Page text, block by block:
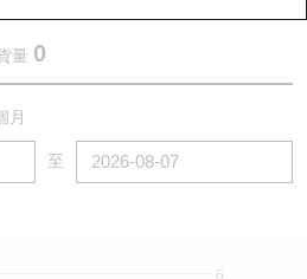
量 0
月
至
6